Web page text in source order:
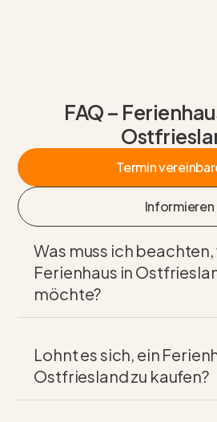
FAQ –
Termin
Informieren
Was muss ich
Ferienhaus in
möchte?
Lohnt es sich, ein
Ostfriesland zu kaufen?